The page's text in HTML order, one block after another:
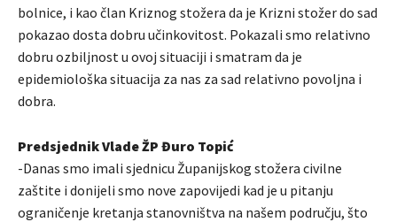
bolnice, i kao član Kriznog stožera da je Krizni stožer do sad
pokazao dosta dobru učinkovitost. Pokazali smo relativno
dobru ozbiljnost u ovoj situaciji i smatram da je
epidemiološka situacija za nas za sad relativno povoljna i
dobra.
Predsjednik Vlade ŽP Đuro Topić
-Danas smo imali sjednicu Županijskog stožera civilne
zaštite i donijeli smo nove zapovijedi kad je u pitanju
ograničenje kretanja stanovništva na našem području, što